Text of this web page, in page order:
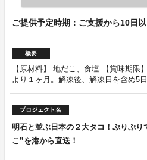
ご提供予定時期：ご支援から10日
概要
【原材料】 地だこ、食塩 【賞味期限
より１ヶ月。解凍後、解凍日を含め5
プロジェクト名
明石と並ぶ日本の２大タコ！ぷりぷり
こ”を港から直送！